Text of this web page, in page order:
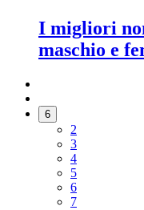
I migliori
maschio e
6
2
3
4
5
6
7